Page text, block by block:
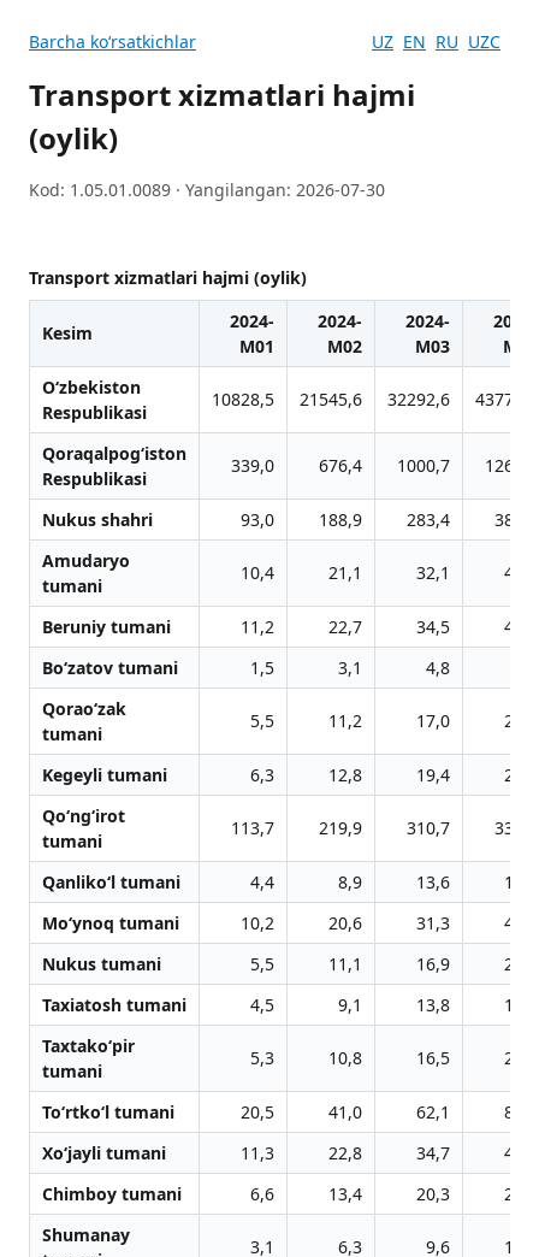
Barcha koʻrsatkichlar UZ EN RU UZC
Transport xizmatlari hajmi
(oylik)
Kod: 1.05.01.0089 · Yangilangan: 2026-07-30
Transport xizmatlari hajmi (oylik)
Kesim
2024-
M01
2024-
M02
2024-
M03
2024-
M04
O‘zbekiston
Respublikasi
10828,5 21545,6 32292,6 43775,9
Qoraqalpog‘iston
Respublikasi
339,0 676,4 1000,7 1266,7
Nukus shahri 93,0 188,9 283,4
386,9
Amudaryo
tumani
10,4 21,1 32,1 43,3
Beruniy tumani 11,2 22,7 34,5
46,6
Bo‘zatov tumani
1,5 3,1 4,8
Qorao‘zak
tumani
5,5 11,2 17,0 23,0
Kegeyli tumani 6,3 12,8 19,4
26,2
Qo‘ng‘irot
tumani
113,7 219,9 310,7 330,7
Qanliko‘l tumani 4,4 8,9 13,6
18,4
Mo‘ynoq tumani
10,2 20,6 31,3
42,3
Nukus tumani
5,5 11,1 16,9
22,8
Taxiatosh tumani
4,5 9,1 13,8
18,7
Taxtako‘pir
tumani
5,3 10,8 16,5 22,3
To‘rtko‘l tumani 20,5 41,0 62,1
83,7
Xo‘jayli tumani
11,3 22,8 34,7
46,9
Chimboy tumani
6,6 13,4 20,3
27,5
Shumanay
3,1 6,3 9,6 12,9